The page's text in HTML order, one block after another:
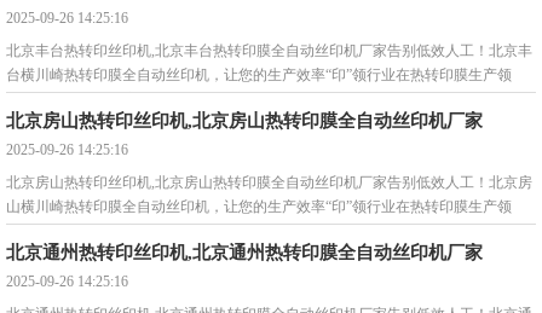
2025-09-26 14:25:16
北京丰台热转印丝印机,北京丰台热转印膜全自动丝印机厂家告别低效人工！北京丰
台横川崎热转印膜全自动丝印机，让您的生产效率“印”领行业在热转印膜生产领
北京房山热转印丝印机,北京房山热转印膜全自动丝印机厂家
2025-09-26 14:25:16
北京房山热转印丝印机,北京房山热转印膜全自动丝印机厂家告别低效人工！北京房
山横川崎热转印膜全自动丝印机，让您的生产效率“印”领行业在热转印膜生产领
北京通州热转印丝印机,北京通州热转印膜全自动丝印机厂家
2025-09-26 14:25:16